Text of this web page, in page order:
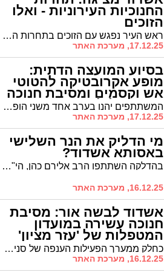
החנוכיות העירוניות - ואלו
הזוכים
ראש העיר נפגש עם הזוכים בתחרות החנוכיות העירונית: מקום ראשון לבית הספר רבין, מקום שני לבית הספר אחדות
17.12.25, מערכת האתר
בסיוע המועצה הדתית:
מופע אקרובטיקה להטוטי
אש וקסמים ומסיבת חנוכה
מרכזית לילדי 'אבות ובנים'המשתתפים יהנו בערב אחד משני הופעות ענק של הצגה מרתקת בשם 'קשר ישיר' ומופע אקרובטיקה להטוטי אש קסמים ואורות ע"י האחים קאהן
17.12.25, מערכת האתר
מי הדליק את הנר השלישי
באסותא אשדוד?
בהדלקה השתתפו הרב אלירם כהן, הי"ו המכהן כרב בית הכנסת תהילה לדוד ברובע א באשדוד ויו"ר המועה"ד יהוד מונסון
16.12.25, מערכת האתר
אשדוד לבשה אור: מסיבת
חנוכה עשירה במועדון
המטפלות של 'עזר מציון'
כחלק ממערך הפעילות הענפה של סניף הסיעוד "עזר מציון" באשדוד - רובע ו', מפעיל הסניף מועדון מטפלות, בו חברות צוות מטפלות הסיעוד, העוסקות בעבודת הקודש בבתי קשישים וקשישות תושבי העיר במהלך כל השנה
16.12.25, מערכת האתר